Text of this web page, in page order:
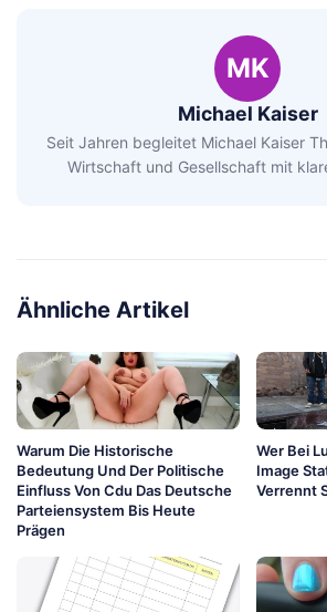
MK
Michael Kaiser
Seit Jahren begleitet Michael Kaiser
Wirtschaft und Gesellschaft mit
Ähnliche Artikel
Warum Die Historische
Bedeutung Und Der Politische
Einfluss Von Cdu Das Deutsche
Parteiensystem Bis Heute
Prägen
Wer Bei
Image
Verrennt